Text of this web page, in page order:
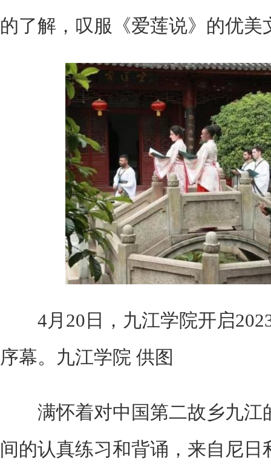
的了解，叹服《爱莲说》的优美
4月20日，九江学院开启
序幕。九江学院 供图
满怀着对中国第二故乡九江
间的认真练习和背诵，来自尼日